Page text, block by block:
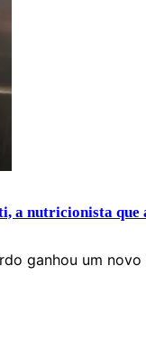
a nutricionista
ganhou um